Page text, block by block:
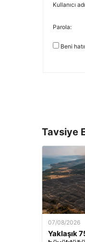
Kullanıcı
Parola:
Beni
Tavsiye
07/08/2026
Yaklaşık